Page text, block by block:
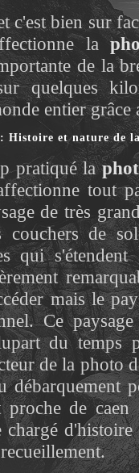
c'est bien sur
la
de la
quelques
entier
Histoire et nature de
pratiqué la
tout
de très
couchers de
qui
mais le
Ce
du temps
de la photo
débarquement
proche de